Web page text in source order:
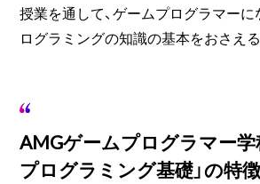
授業を通して、ゲームプログラマー
ログラミングの知識の基本をおさえ
AMGゲームプログラマー学
プログラミング基礎」の特徴